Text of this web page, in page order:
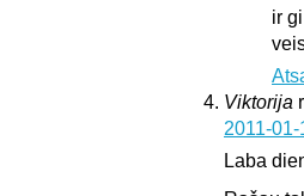
ir
Viktorija
2011-
Laba